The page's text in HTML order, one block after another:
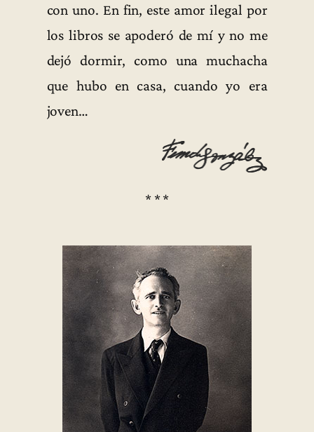
con uno. En fin, este amor ilegal por
los libros se apoderó de mí y no me
dejó dormir, como una muchacha
que hubo en casa, cuando yo era
joven…
* * *